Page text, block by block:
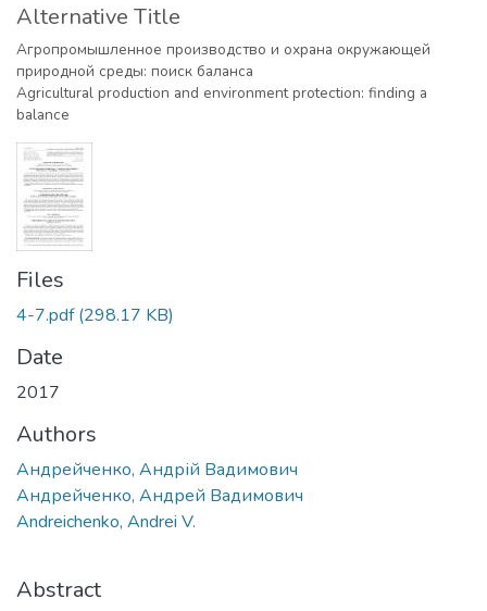
Alternative Title
Агропромышленное производство и охрана окружающей
природной среды: поиск баланса
Agricultural production and environment protection: finding a
balance
Files
4-7.pdf(298.17 KB)
Date
2017
Authors
Андрейченко, Андрій Вадимович
Андрейченко, Андрей Вадимович
Andreichenko, Andrei V.
Abstract